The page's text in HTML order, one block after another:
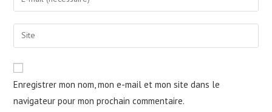
comment
your
email
address
comment
Saisir
l’URL
de
votre
site
(facultatif)
Enregistrer mon nom, mon e-mail et mon site dans le
navigateur pour mon prochain commentaire.